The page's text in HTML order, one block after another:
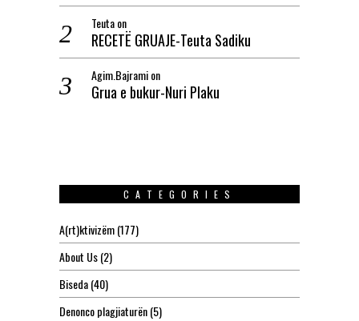
Teutaon
RECETË GRUAJE-Teuta Sadiku
Agim.Bajramion
Grua e bukur-Nuri Plaku
CATEGORIES
A(rt)ktivizëm(177)
About Us(2)
Biseda(40)
Denonco plagjiaturën(5)